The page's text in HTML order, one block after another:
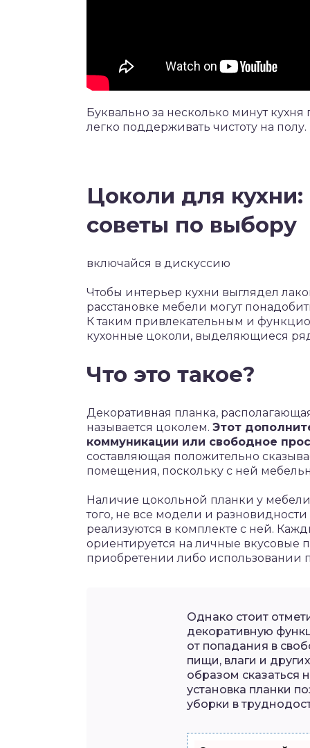
Буквально за несколько минут
легко поддерживать чистоту на полу.
Цоколи для
советы по выбору
включайся в дискуссию
Чтобы интерьер кухни выглядел
расстановке мебели могут
К таким привлекательным и
кухонные цоколи, выделяющиеся
Что это такое?
Декоративная планка,
называется цоколем. Этот
коммуникации или свободное
составляющая положительно
помещения, поскольку с ней
Наличие цокольной планки у
того, не все модели и
реализуются в комплекте с ней.
ориентируется на личные вкусовые
приобретении либо использовании
Однако стоит
декоративную
от попадания в
пищи, влаги и
образом сказаться
установка планки
уборки в